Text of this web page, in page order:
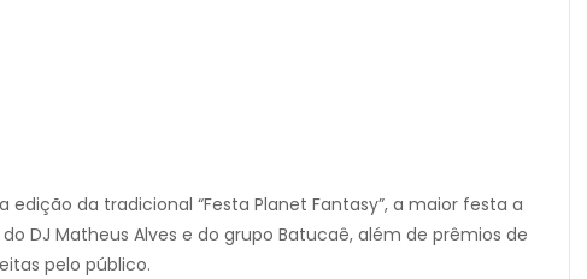
da tradicional “Festa Planet Fantasy”, a maior festa a
DJ Matheus Alves e do grupo Batucaê, além de prêmios de
pelo público.